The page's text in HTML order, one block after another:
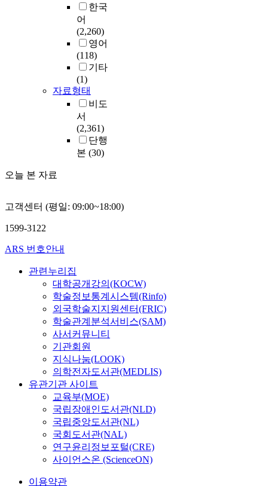
한국
어
(2,260)
영어
(118)
기타
(1)
자료형태
비도
서
(2,361)
단행
본 (30)
오늘 본 자료
고객센터 (평일: 09:00~18:00)
1599-3122
ARS 번호안내
관련누리집
대학공개강의(KOCW)
학술정보통계시스템(Rinfo)
외국학술지지원센터(FRIC)
학술관계분석서비스(SAM)
사서커뮤니티
기관회원
지식나눔(LOOK)
의학전자도서관(MEDLIS)
유관기관 사이트
교육부(MOE)
국립장애인도서관(NLD)
국립중앙도서관(NL)
국회도서관(NAL)
연구윤리정보포털(CRE)
사이언스온 (ScienceON)
이용약관